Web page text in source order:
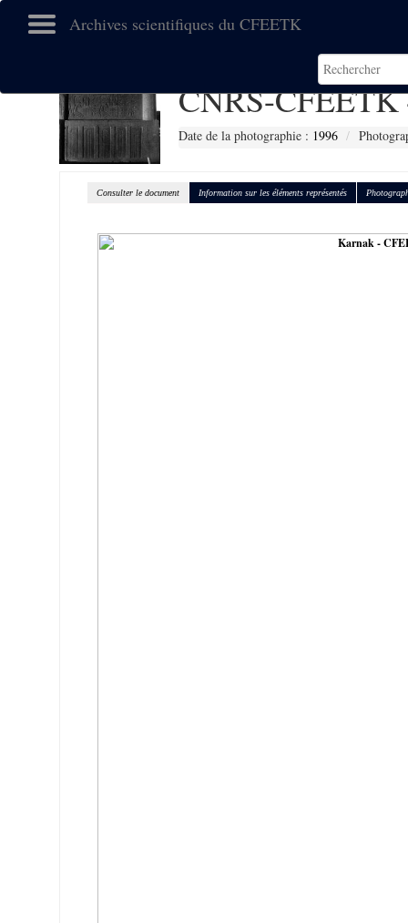
Archives scientifiques du CFEETK
CNRS-CFEETK
Date de la photographie : 1996
Consulter le document Information sur les éléments représentés